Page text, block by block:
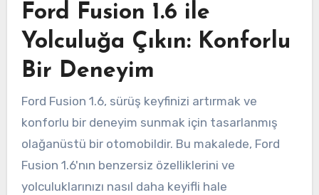
Ford Fusion 1.6 ile
Yolculuğa Çıkın: Konforlu
Bir Deneyim
Ford Fusion 1.6, sürüş keyfinizi artırmak ve
konforlu bir deneyim sunmak için tasarlanmış
olağanüstü bir otomobildir. Bu makalede, Ford
Fusion 1.6'nın benzersiz özelliklerini ve
yolculuklarınızı nasıl daha keyifli hale